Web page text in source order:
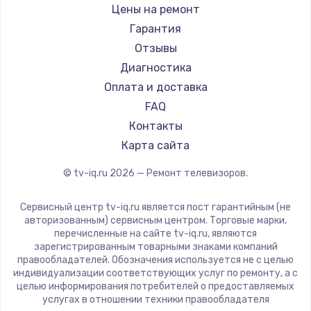
Замена видеокарты
1600 руб.
Ремонт разъема питания
880 руб.
Заказать
Замена видеочипа
Заказать
Замена северного моста
2600 руб.
Заказать
Daewoo
Centek
Telefunken
Hyundai
Doffler
Hiper
Grundig
HITACHI
Yandex
National
iFFALCON
Tuvio
Nord
Цены на ремонт
Гарантия
Отзывы
Диагностика
Оплата и доставка
FAQ
Контакты
Карта сайта
© tv-iq.ru 2026 — Ремонт телевизоров.
Сервисный центр tv-iq.ru является пост гарантийным (не
авторизованным) сервисным центром. Торговые марки,
перечисленные на сайте tv-iq.ru, являются
зарегистрированным товарными знаками компаний
правообладателей. Обозначения используется не с целью
индивидуализации соответствующих услуг по ремонту, а с
целью информирования потребителей о предоставляемых
услугах в отношении техники правообладателя